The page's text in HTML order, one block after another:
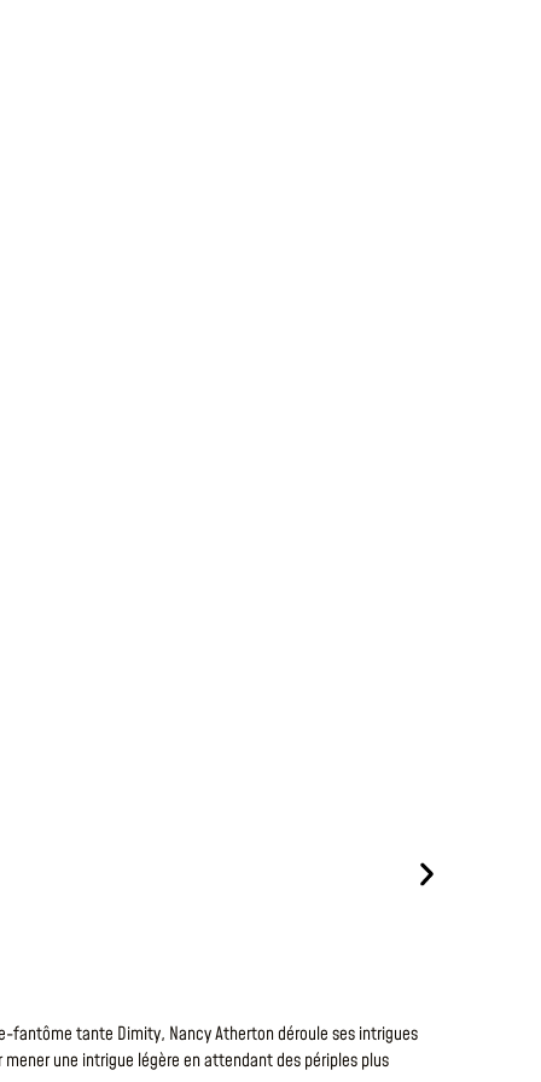
fantôme tante Dimity, Nancy Atherton déroule ses intrigues
une intrigue légère en attendant des périples plus